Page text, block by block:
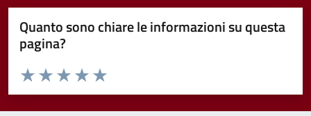
Quanto sono chiare le informazioni su questa
pagina?
Valuta da 1 a 5 stelle la pagina
Valuta 5 stelle su 5
Valuta 4 stelle su 5
Valuta 3 stelle su 5
Valuta 2 stelle su 5
Valuta 1 stelle su 5